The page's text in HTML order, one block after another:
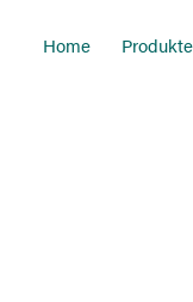
Home Produkte